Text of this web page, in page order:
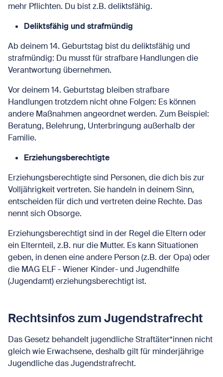
mehr Pflichten. Du bist z.B. deliktsfähig.
Deliktsfähig und strafmündig
Ab deinem 14. Geburtstag bist du deliktsfähig und
strafmündig: Du musst für strafbare Handlungen die
Verantwortung übernehmen.
Vor deinem 14. Geburtstag bleiben strafbare
Handlungen trotzdem nicht ohne Folgen: Es können
andere Maßnahmen angeordnet werden. Zum Beispiel:
Beratung, Belehrung, Unterbringung außerhalb der
Familie.
Erziehungsberechtigte
Erziehungsberechtigte sind Personen, die dich bis zur
Volljährigkeit vertreten. Sie handeln in deinem Sinn,
entscheiden für dich und vertreten deine Rechte. Das
nennt sich Obsorge.
Erziehungsberechtigt sind in der Regel die Eltern oder
ein Elternteil, z.B. nur die Mutter. Es kann Situationen
geben, in denen eine andere Person (z.B. der Opa) oder
die MAG ELF - Wiener Kinder- und Jugendhilfe
(Jugendamt) erziehungsberechtigt ist.
Rechtsinfos zum Jugendstrafrecht
Das Gesetz behandelt jugendliche Straftäter*innen nicht
gleich wie Erwachsene, deshalb gilt für minderjährige
Jugendliche das Jugendstrafrecht.